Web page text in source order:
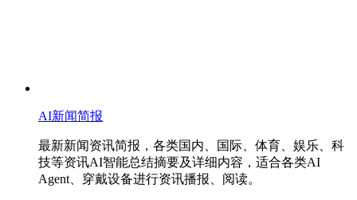
AI新闻简报
最新新闻资讯简报，各类国内、国际、体育、娱乐、科
技等资讯AI智能总结摘要及详细内容，适合各类AI
Agent、穿戴设备进行资讯播报、阅读。